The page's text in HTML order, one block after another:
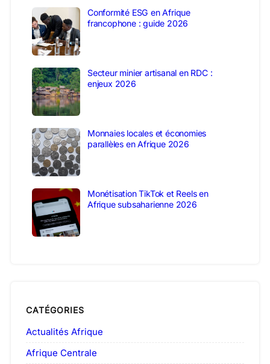
Conformité ESG en Afrique
francophone : guide 2026
Secteur minier artisanal en RDC :
enjeux 2026
Monnaies locales et économies
parallèles en Afrique 2026
Monétisation TikTok et Reels en
Afrique subsaharienne 2026
CATÉGORIES
Actualités Afrique
Afrique Centrale